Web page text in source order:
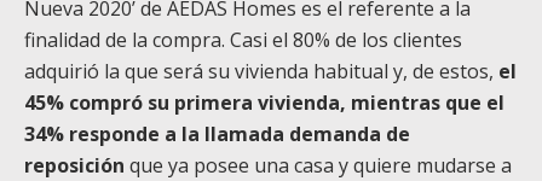
Nueva 2020’ de AEDAS Homes es el referente a la
finalidad de la compra. Casi el 80% de los clientes
adquirió la que será su vivienda habitual y, de estos, el
45% compró su primera vivienda, mientras que el
34% responde a la llamada demanda de
reposición que ya posee una casa y quiere mudarse a